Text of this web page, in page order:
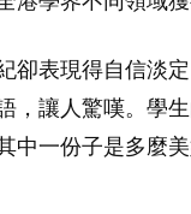
卻表現得自信淡
，讓人驚嘆。學
一份子是多麼美